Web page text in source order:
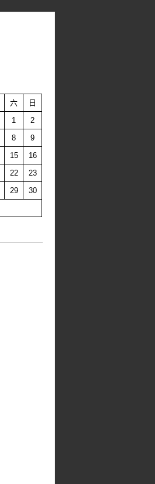
六
日
1
2
8
9
15
16
22
23
29
30